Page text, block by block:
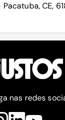
CE,
nas redes